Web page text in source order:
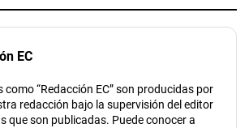
EC
“Redacción EC” son producidas por
redacción bajo la supervisión del editor
que son publicadas. Puede conocer a